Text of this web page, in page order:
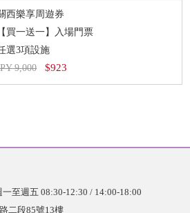
西樂享周遊券
【買一送一】入場門票
選3項設施
9,000
$923
一至週五 08:30-12:30 / 14:00-18:00
二段85號13樓